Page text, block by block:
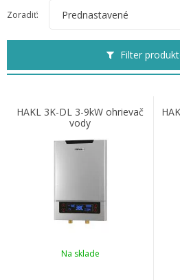
Filter
Zoradiť: Prednastavené
HAKL 3K-DL 3-9kW ohrievač
vody
Na sklade